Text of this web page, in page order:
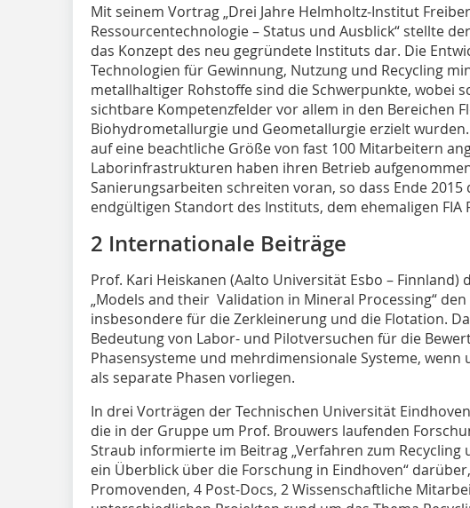
Mit seinem Vortrag „Drei Jahre Helmholtz-Institut
Ressourcentechnologie – Status und Ausblick“ stellte
das Konzept des neu gegründete Instituts dar. Die
Technologien für Gewinnung, Nutzung und Recycling
metallhaltiger Rohstoffe sind die Schwerpunkte, wobei
sichtbare Kompetenzfelder vor allem in den Bereichen
Biohydrometallurgie und Geometallurgie erzielt wurden.
auf eine beachtliche Größe von fast 100 Mitarbeitern
Laborinfrastrukturen haben ihren Betrieb
Sanierungsarbeiten schreiten voran, so dass Ende
endgültigen Standort des Instituts, dem ehemaligen FIA
2 Internationale Beiträge
Prof. Kari Heiskanen (Aalto Universität Esbo –
„Models and their Validation in Mineral Processing“
insbesondere für die Zerkleinerung und die Flotation.
Bedeutung von Labor- und Pilotversuchen für die
Phasensysteme und mehrdimensionale Systeme,
als separate Phasen vorliegen.
In drei Vorträgen der Technischen Universität
die in der Gruppe um Prof. Brouwers laufenden
Straub informierte im Beitrag „Verfahren zum Recycling
ein Überblick über die Forschung in Eindhoven“
Promovenden, 4 Post-Docs, 2 Wissenschaftliche